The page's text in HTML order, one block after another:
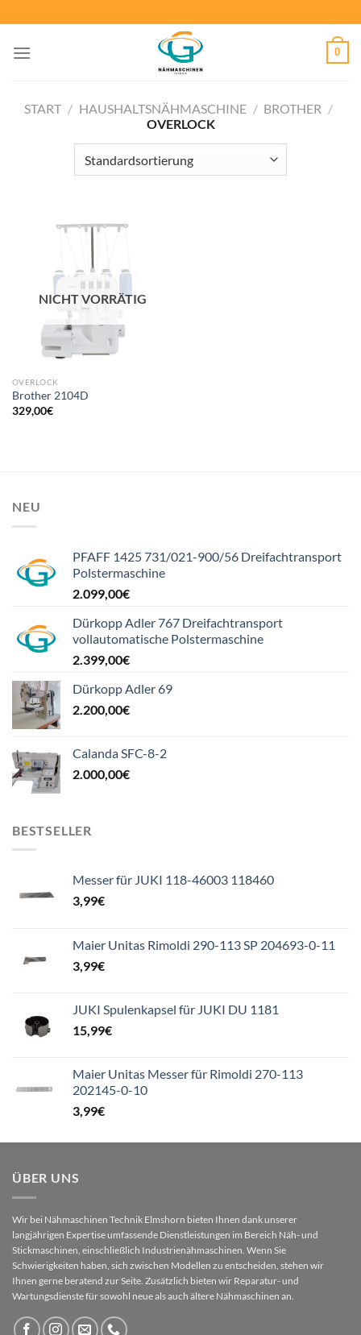
Inhalt
springen
0
START / HAUSHALTSNÄHMASCHINE / BROTHER /
OVERLOCK
NICHT VORRÄTIG
OVERLOCK
Brother 2104D
329,00€
NEU
PFAFF 1425 731/021-900/56 Dreifachtransport
Polstermaschine
2.099,00€
Dürkopp Adler 767 Dreifachtransport
vollautomatische Polstermaschine
2.399,00€
Dürkopp Adler 69
2.200,00€
Calanda SFC-8-2
2.000,00€
BESTSELLER
Messer für JUKI 118-46003 118460
3,99€
Maier Unitas Rimoldi 290-113 SP 204693-0-11
3,99€
JUKI Spulenkapsel für JUKI DU 1181
15,99€
Maier Unitas Messer für Rimoldi 270-113
202145-0-10
3,99€
ÜBER UNS
Wir bei Nähmaschinen Technik Elmshorn bieten Ihnen dank unserer
langjährigen Expertise umfassende Dienstleistungen im Bereich Näh- und
Stickmaschinen, einschließlich Industrienähmaschinen. Wenn Sie
Schwierigkeiten haben, sich zwischen Modellen zu entscheiden, stehen wir
Ihnen gerne beratend zur Seite. Zusätzlich bieten wir Reparatur- und
Wartungsdienste für sowohl neue als auch ältere Nähmaschinen an.